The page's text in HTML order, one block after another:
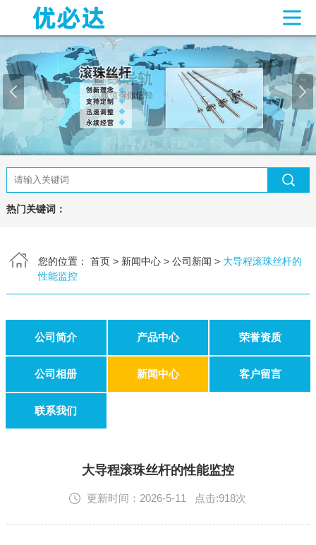
网站首页
关于我们
产品中心
新闻中心
常见问题
客户留言
热门关键词：
您的位置： 首页> 新闻中心> 公司新闻 > 大导程滚珠丝杆的
性能监控
公司简介 产品中心 荣誉资质
公司相册 新闻中心 客户留言
联系我们
大导程滚珠丝杆的性能监控
更新时间：2026-5-11 点击:918次